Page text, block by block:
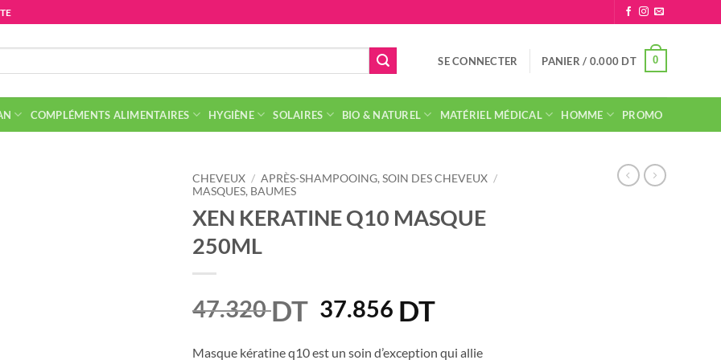
SE CONNECTER PANIER / 0.000 DT 0
COMPLÉMENTS ALIMENTAIRES HYGIÈNE SOLAIRES BIO & NATUREL MATÉRIEL MÉDICAL HOMME PROMO
CHEVEUX / APRÈS-SHAMPOOING, SOIN DES CHEVEUX /
MASQUES, BAUMES
XEN KERATINE Q10 MASQUE
250ML
47.320DT Le
initial
37.856 DTLe
actuel
Masque kératine q10 est un soin d’exception qui allie